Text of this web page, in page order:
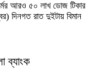
আরও ৫০ লাখ ডোজ টিকার
দিনগত রাত দুইটায় বিমান
ব্যাংক